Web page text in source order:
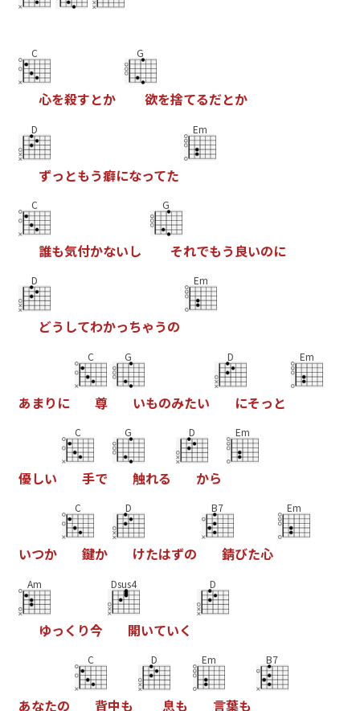
C
心を殺すとか
G
欲を捨てるだとか
D
ずっ ともう癖になってた
Em
C
誰も気付かないし
G
それでもう良いのに
D
どう してわかっちゃうの
Em
あ まり に
C
尊
G
いものみたい
D
にそっ と
Em
優しい
C
手で
G
触れる
D
から
Em
いつか
C
鍵か
D
けたはずの
B7
錆びた心
Em
Am
ゆっ く り今
Dsus4
開いていく
D
あなたの
C
背中も
D
息も
Em
言葉も
B7